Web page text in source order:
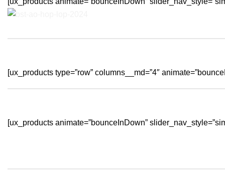
[ux_products type=”row” columns__md=”4″
[ux_products animate=”bounceInDown”